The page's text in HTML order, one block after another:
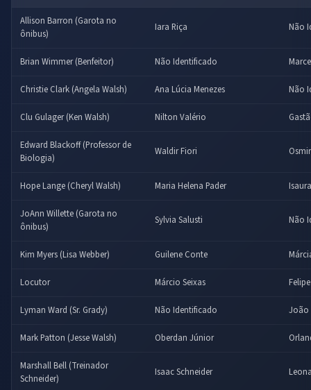
Allison Barron (Garota no
ônibus)
Iara Riça Não
Brian Wimmer (Benfeitor) Não Identificado
Christie Clark (Angela Walsh) Ana Lúcia Menezes Não
Clu Gulager (Ken Walsh) Nilton Valério
Edward Blackoff (Professor de
Biologia)
Waldir Fiori
Hope Lange (Cheryl Walsh) Maria Helena Pader
JoAnn Willette (Garota no
ônibus)
Sylvia Salusti Não
Kim Myers (Lisa Webber) Guilene Conte
Locutor Márcio Seixas
Lyman Ward (Sr. Grady) Não Identificado João
Mark Patton (Jesse Walsh) Oberdan Júnior
Marshall Bell (Treinador
Schneider)
Isaac Schneider